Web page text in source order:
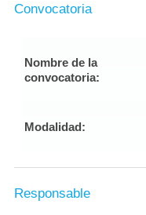
Convocatoria
Nombre de la
convocatoria:
Modalidad:
Responsable